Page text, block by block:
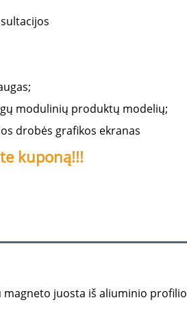
modulinių produktų modelių;
drobės grafikos ekranas
kuponą!!!
juosta iš aliuminio profilio